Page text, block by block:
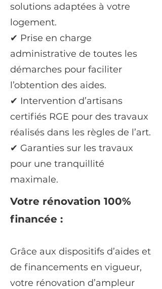
solutions adaptées à votre
logement.
✔ Prise en charge
administrative de toutes les
démarches pour faciliter
l’obtention des aides.
✔ Intervention d’artisans
certifiés RGE pour des travaux
réalisés dans les règles de l’art.
✔ Garanties sur les travaux
pour une tranquillité
maximale.
Votre rénovation 100%
financée :
Grâce aux dispositifs d’aides et
de financements en vigueur,
votre rénovation d’ampleur